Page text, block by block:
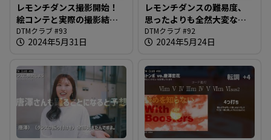
レモンチダンス撮影開始！
絵コンテと実際の撮影結果
を見比べながら＠DTMクラ
ブ #93
DTMクラブ #93
2024年5月31日
レモンチダンスの難易度、
思ったよりも全然大変なの
ですが唐澤さん大丈夫？＠
DTMクラブ #92
DTMクラブ #92
2024年5月24日